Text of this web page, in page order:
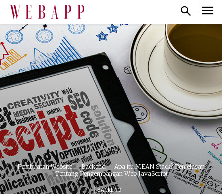
Pembuatan Website Backend
Apa itu MEAN Stack? Penjelasan
Tentang Pengembangan Web JavaScript
BACKEND